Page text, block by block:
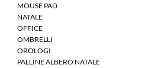
MOUSE PAD
NATALE
OFFICE
OMBRELLI
OROLOGI
PALLINE ALBERO NATALE